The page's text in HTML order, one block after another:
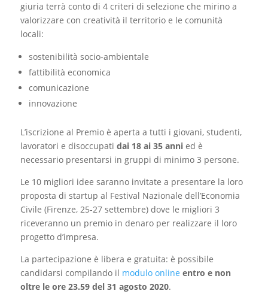
giuria terrà conto di 4 criteri di selezione che mirino a
valorizzare con creatività il territorio e le comunità
locali:
sostenibilità socio-ambientale
fattibilità economica
comunicazione
innovazione
L’iscrizione al Premio è aperta a tutti i giovani, studenti,
lavoratori e disoccupati dai 18 ai 35 anni ed è
necessario presentarsi in gruppi di minimo 3 persone.
Le 10 migliori idee saranno invitate a presentare la loro
proposta di startup al Festival Nazionale dell’Economia
Civile (Firenze, 25-27 settembre) dove le migliori 3
riceveranno un premio in denaro per realizzare il loro
progetto d’impresa.
La partecipazione è libera e gratuita: è possibile
candidarsi compilando il modulo online entro e non
oltre le ore 23.59 del 31 agosto 2020.